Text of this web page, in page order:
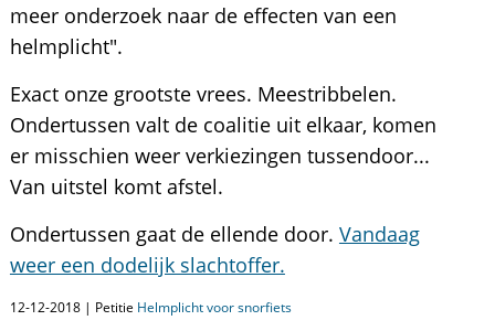
meer onderzoek naar de effecten van een
helmplicht".
Exact onze grootste vrees. Meestribbelen.
Ondertussen valt de coalitie uit elkaar, komen
er misschien weer verkiezingen tussendoor...
Van uitstel komt afstel.
Ondertussen gaat de ellende door. Vandaag
weer een dodelijk slachtoffer.
12-12-2018 | Petitie Helmplicht voor snorfiets